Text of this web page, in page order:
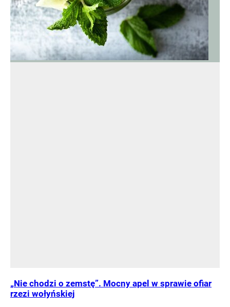
„Nie chodzi o zemstę”. Mocny apel w sprawie ofiar
rzezi wołyńskiej